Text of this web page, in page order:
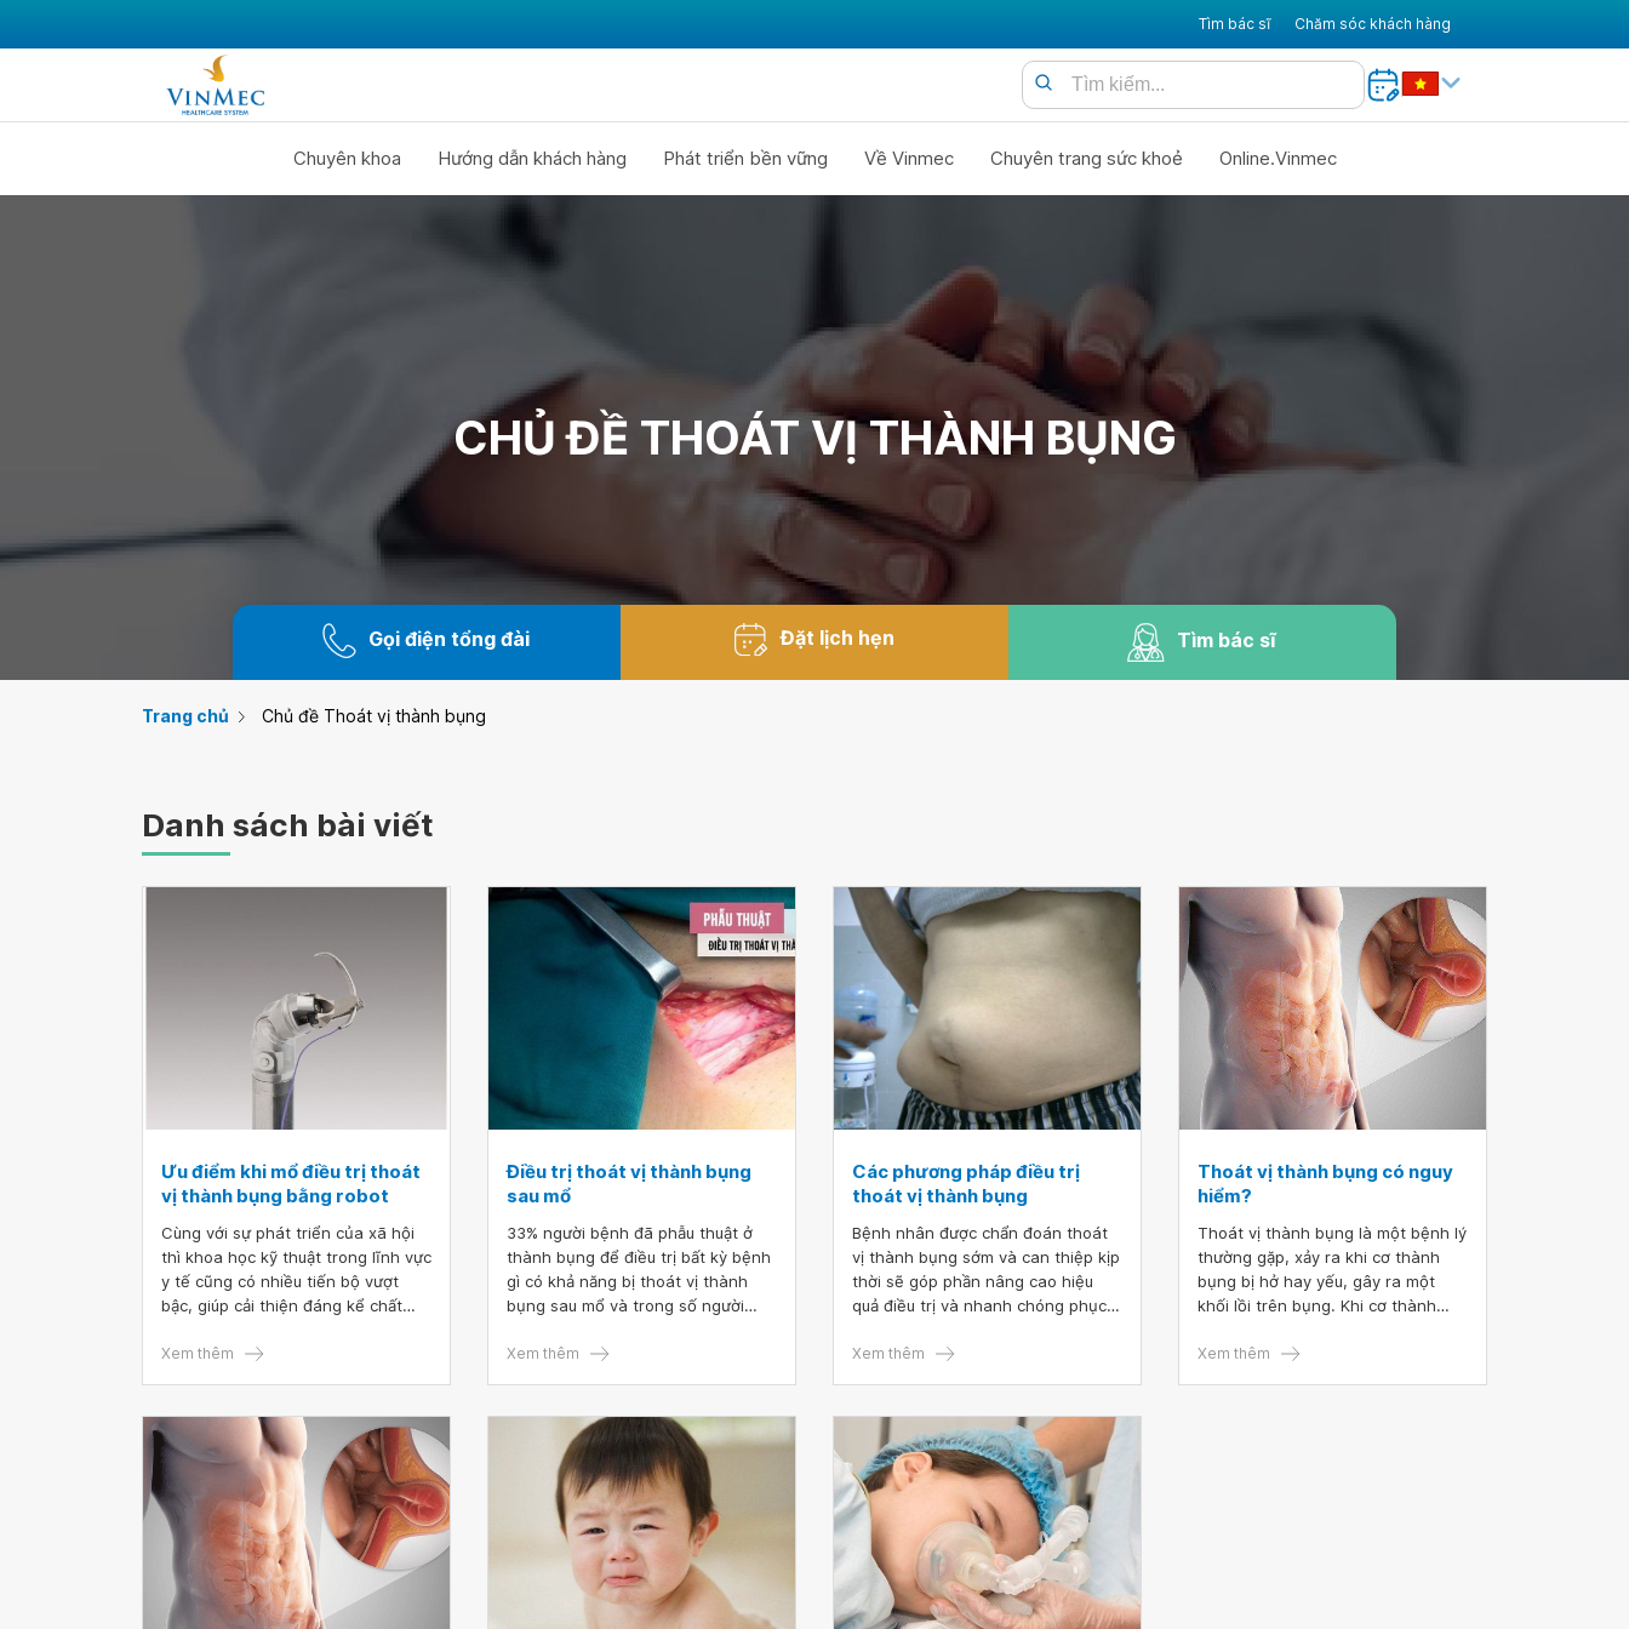
Tìm bác sĩ Chăm sóc khách hàng
Chuyên khoa Hướng dẫn khách hàng Phát triển bền vững Về Vinmec Chuyên trang sức khoẻ Online.Vinmec
CHỦ ĐỀ THOÁT VỊ THÀNH BỤNG
Gọi điện tổng đài Đặt lịch hẹn Tìm bác sĩ
Trang chủ Chủ đề Thoát vị thành bụng
Danh sách bài viết
Ưu điểm khi mổ điều trị thoát
vị thành bụng bằng robot
Cùng với sự phát triển của xã hội
thì khoa học kỹ thuật trong lĩnh vực
y tế cũng có nhiều tiến bộ vượt
bậc, giúp cải thiện đáng kể chất
đó phải kể đến ứng dụng mổ thoát
gian hậu phẫu và nhanh chóng
phục hồi sức khỏe.
Xem thêm
Điều trị thoát vị thành bụng
sau mổ
33% người bệnh đã phẫu thuật ở
thành bụng để điều trị bất kỳ bệnh
gì có khả năng bị thoát vị thành
bụng sau mổ và trong số người
phẫu thuật thoát vị thành bụng để
mổ bị suy yếu dẫn đến một phần
ruột thoát ra khỏi thành bụng. Hiện
tượng này thường gặp ở người cao
tuổi, người thừa cân, người ít hoạt
động sau phẫu thuật, người phải
mổ nhiều lần qua một vết rạch.
Xem thêm
Các phương pháp điều trị
thoát vị thành bụng
Bệnh nhân được chẩn đoán thoát
vị thành bụng sớm và can thiệp kịp
thời sẽ góp phần nâng cao hiệu
quả điều trị và nhanh chóng phục
chứng.
Xem thêm
Thoát vị thành bụng có nguy
hiểm?
Thoát vị thành bụng là một bệnh lý
thường gặp, xảy ra khi cơ thành
bụng bị hở hay yếu, gây ra một
khối lồi trên bụng. Khi cơ thành
lực trong khoang bụng thì khối này
Xem thêm